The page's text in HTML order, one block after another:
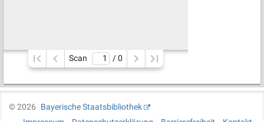
Scan / 0
©2026
Bayerische Staatsbibliothek